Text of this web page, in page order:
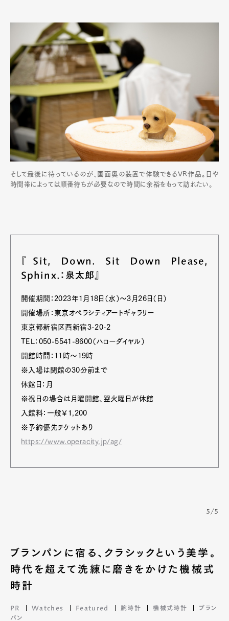
そして最後に待っているのが、画面奥の装置で体験できるVR作品。日や
時間帯によっては順番待ちが必要なので時間に余裕をもって訪れたい。
『Sit, Down. Sit Down Please,
Sphinx.：泉太郎』
開催期間：2023年1月18日（水）〜3月26日（日）
開催場所：東京オペラシティアートギャラリー
東京都新宿区西新宿3-20-2
TEL：050-5541-8600（ハローダイヤル）
開館時間：11時〜19時
※入場は閉館の30分前まで
休館日：月
※祝日の場合は月曜開館、翌火曜日が休館
入館料：一般￥1,200
※予約優先チケットあり
https://www.operacity.jp/ag/
5/5
ブランパンに宿る、クラシックという美学。
時代を超えて洗練に磨きをかけた機械式
時計
PR Watches Featured 腕時計 機械式時計
ブラン
パン